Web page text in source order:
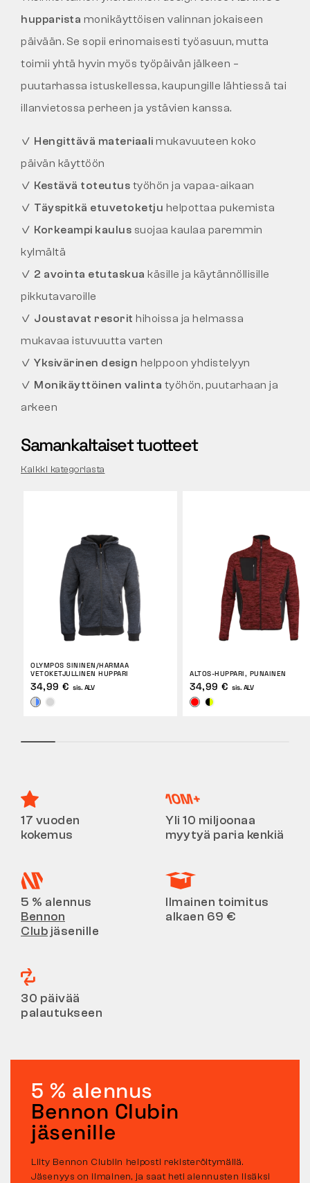
hupparista monikäyttöisen valinnan jokaiseen
päivään. Se sopii erinomaisesti työasuun, mutta
toimii yhtä hyvin myös työpäivän jälkeen –
puutarhassa istuskellessa, kaupungille lähtiessä tai
illanvietossa perheen ja ystävien kanssa.
✓ Hengittävä materiaali mukavuuteen koko
päivän käyttöön
✓ Kestävä toteutus työhön ja vapaa-aikaan
✓ Täyspitkä etuvetoketju helpottaa pukemista
✓ Korkeampi kaulus suojaa kaulaa paremmin
kylmältä
✓ 2 avointa etutaskua käsille ja käytännöllisille
pikkutavaroille
✓ Joustavat resorit hihoissa ja helmassa
mukavaa istuvuutta varten
✓ Yksivärinen design helppoon yhdistelyyn
✓ Monikäyttöinen valinta työhön, puutarhaan ja
arkeen
Samankaltaiset tuotteet
Kaikki kategoriasta
OLYMPOS SININEN/HARMAA
VETOKETJULLINEN HUPPARI
34,99 € sis. ALV
ALTOS-HUPPARI, PUNAINEN
34,99 € sis. ALV
17 vuoden
kokemus
Yli 10 miljoonaa
myytyä paria kenkiä
5 % alennus
Bennon
Club jäsenille
Ilmainen toimitus
alkaen 69 €
30 päivää
palautukseen
5 % alennus
Bennon Clubin
jäsenille
Liity Bennon Clubiin helposti rekisteröitymällä.
Jäsenyys on ilmainen, ja saat heti alennusten lisäksi